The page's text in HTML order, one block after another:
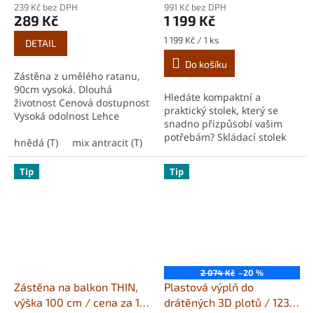
239 Kč bez DPH
289 Kč
DETAIL
Zástěna z umělého ratanu,
90cm vysoká. Dlouhá
životnost Cenová dostupnost
Vysoká odolnost Lehce
Snadno přidělatelné 100%
odstínění od okolí...
hnědá (T) mix antracit (T) antracit zebra (T) měděná
991 Kč bez DPH
1 199 Kč
Měrná
cena:
1 199 Kč / 1 ks
Do košíku
Hledáte kompaktní a
praktický stolek, který se
snadno přizpůsobí vašim
potřebám? Skládací stolek
řešením pro malé venkovní i
vnitřní prostory. Díky
Tip
Zástěna na balkon THIN,
výška 100 cm / cena za 1
Tip
2 074 Kč –20 %
Plastová výplň do
drátěných 3D plotů / 123 x